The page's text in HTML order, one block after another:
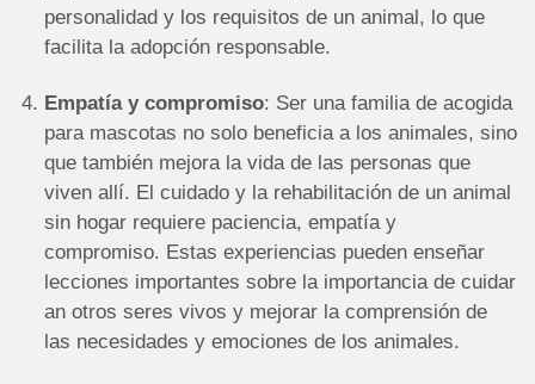
personalidad y los requisitos de un animal, lo que
facilita la adopción responsable.
Empatía y compromiso: Ser una familia de acogida
para mascotas no solo beneficia a los animales, sino
que también mejora la vida de las personas que
viven allí. El cuidado y la rehabilitación de un animal
sin hogar requiere paciencia, empatía y
compromiso. Estas experiencias pueden enseñar
lecciones importantes sobre la importancia de cuidar
an otros seres vivos y mejorar la comprensión de
las necesidades y emociones de los animales.